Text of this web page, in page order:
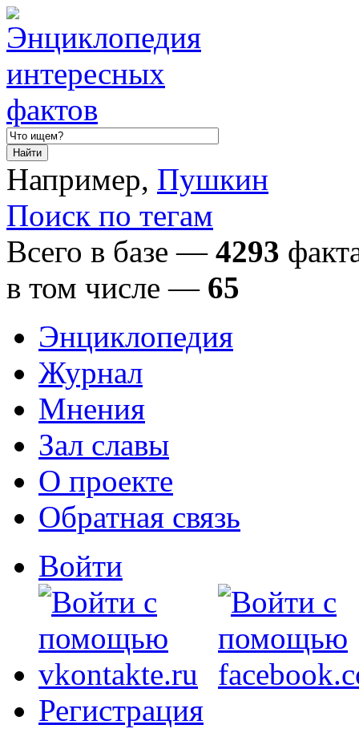
Например, Пушкин
Поиск по тегам
Всего в базе — 4293
в том числе— 65
Энциклопедия
Журнал
Мнения
Зал славы
О проекте
Обратная связь
Войти
Регистрация